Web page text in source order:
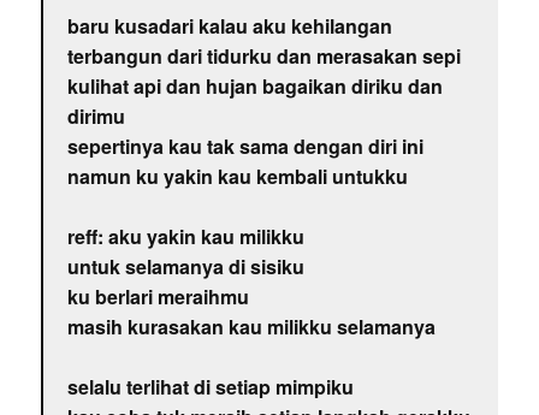
baru kusadari kalau aku kehilangan
terbangun dari tidurku dan merasakan sepi
kulihat api dan hujan bagaikan diriku dan
dirimu
sepertinya kau tak sama dengan diri ini
namun ku yakin kau kembali untukku
reff: aku yakin kau milikku
untuk selamanya di sisiku
ku berlari meraihmu
masih kurasakan kau milikku selamanya
selalu terlihat di setiap mimpiku